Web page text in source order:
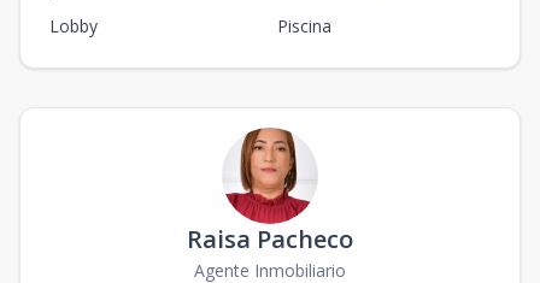
Lobby
Piscina
Raisa Pacheco
Agente Inmobiliario